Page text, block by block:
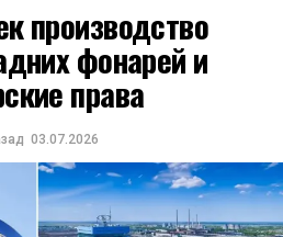
производство
фонарей и
права
03.07.2026